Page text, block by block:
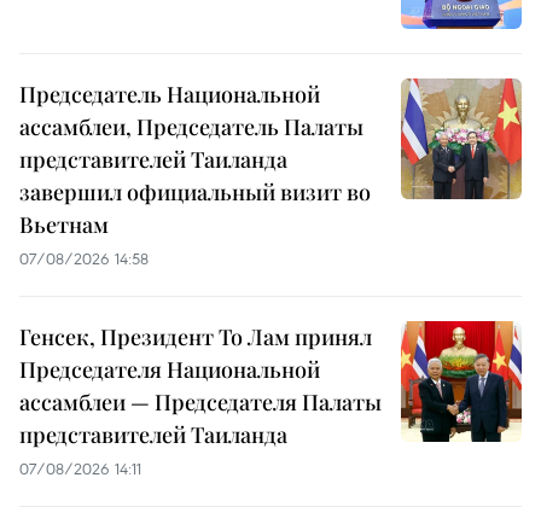
Председатель Национальной
ассамблеи, Председатель Палаты
представителей Таиланда
завершил официальный визит во
Вьетнам
07/08/2026 14:58
Генсек, Президент То Лам принял
Председателя Национальной
ассамблеи — Председателя Палаты
представителей Таиланда
07/08/2026 14:11